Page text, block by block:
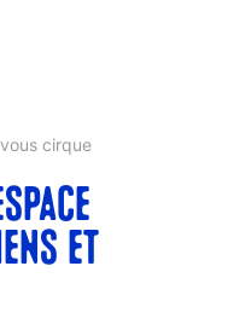
cirque
ET